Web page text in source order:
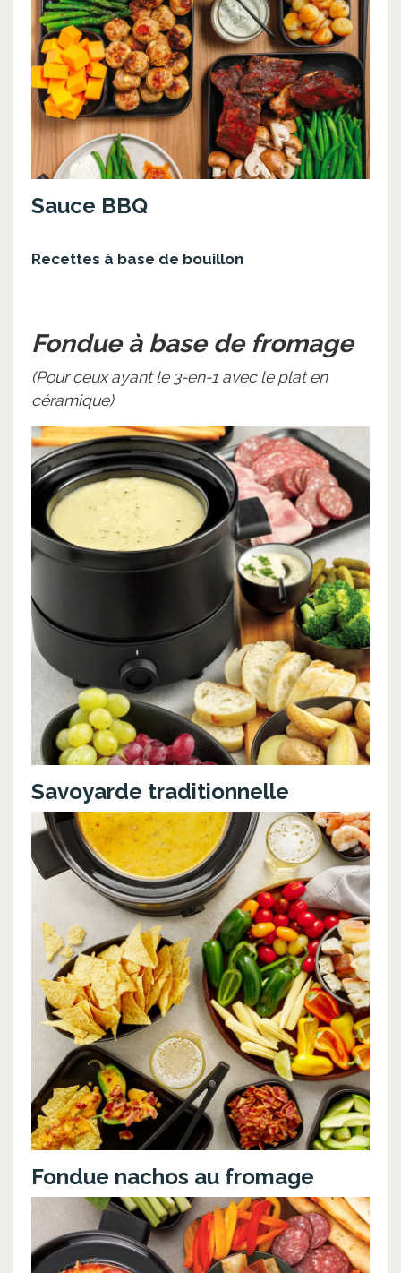
Sauce BBQ
Recettes à base de bouillon
Fondue à base de fromage
(Pour ceux ayant le 3-en-1 avec le plat en
céramique)
Savoyarde traditionnelle
Fondue nachos au fromage